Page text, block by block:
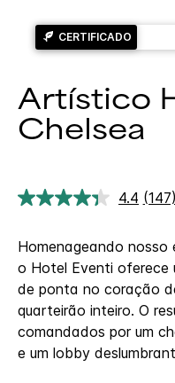
CERTIFICADO
Artístico
Chelsea
4.4 Ler
Link
abre
na
(147)
Homenageando nosso
o Hotel Eventi oferece
de ponta no coração
quarteirão inteiro. O
comandados por um
e um lobby